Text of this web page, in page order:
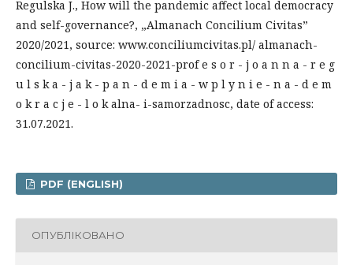
Regulska J., How will the pandemic affect local democracy
and self-governance?, „Almanach Concilium Civitas”
2020/2021, source: www.conciliumcivitas.pl/ almanach-
concilium-civitas-2020-2021-prof e s o r - j o a n n a - r e g
u l s k a - j a k - p a n - d e m i a - w p l y n i e - n a - d e m
o k r a c j e - l o k alna- i-samorzadnosc, date of access:
31.07.2021.
PDF (ENGLISH)
ОПУБЛІКОВАНО